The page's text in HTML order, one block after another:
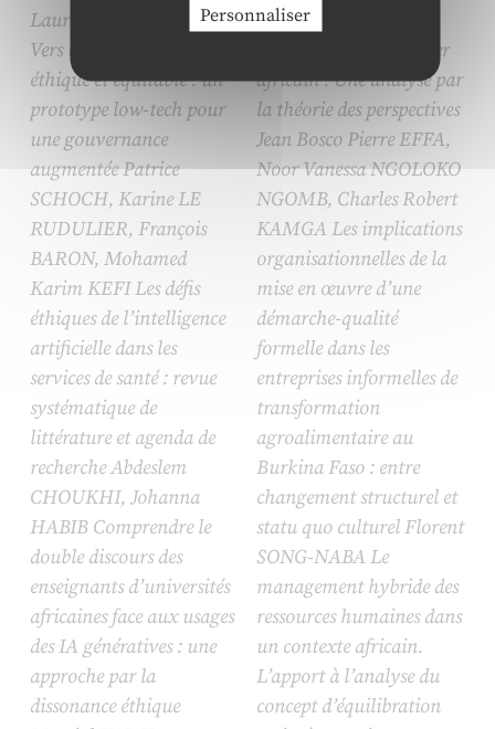
Laurent CHEVALIER
Vers une IA territoriale
éthique et équitable : un
prototype low-tech pour
une gouvernance
augmentée Patrice
SCHOCH, Karine LE
RUDULIER, François
BARON, Mohamed
Karim KEFI Les défis
éthiques de l’intelligence
artificielle dans les
services de santé : revue
systématique de
littérature et agenda de
recherche Abdeslem
CHOUKHI, Johanna
HABIB Comprendre le
double discours des
enseignants d’universités
africaines face aux usages
des IA génératives : une
approche par la
dissonance éthique
décision de
l’entrepreneur-manager
africain : Une analyse par
la théorie des perspectives
Jean Bosco Pierre EFFA,
Noor Vanessa NGOLOKO
NGOMB, Charles Robert
KAMGA Les implications
organisationnelles de la
mise en œuvre d’une
démarche-qualité
formelle dans les
entreprises informelles de
transformation
agroalimentaire au
Burkina Faso : entre
changement structurel et
statu quo culturel Florent
SONG-NABA Le
management hybride des
ressources humaines dans
un contexte africain.
L’apport à l’analyse du
concept d’équilibration
Personnaliser